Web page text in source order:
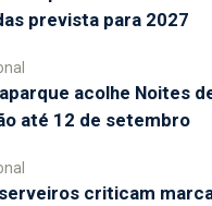
prevista para 2027
acolhe Noites
até 12 de setembro
criticam